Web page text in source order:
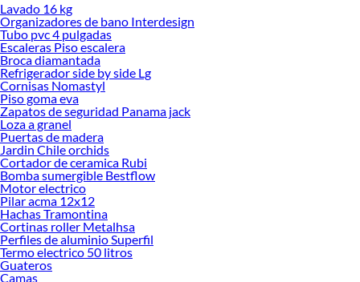
Lavado 16 kg
Organizadores de bano Interdesign
Tubo pvc 4 pulgadas
Escaleras Piso escalera
Broca diamantada
Refrigerador side by side Lg
Cornisas Nomastyl
Piso goma eva
Zapatos de seguridad Panama jack
Loza a granel
Puertas de madera
Jardin Chile orchids
Cortador de ceramica Rubi
Bomba sumergible Bestflow
Motor electrico
Pilar acma 12x12
Hachas Tramontina
Cortinas roller Metalhsa
Perfiles de aluminio Superfil
Termo electrico 50 litros
Guateros
Camas